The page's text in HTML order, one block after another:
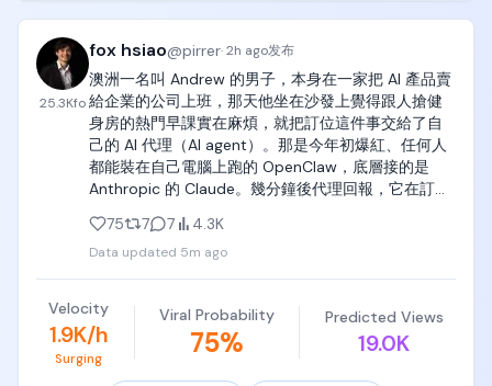
25.3Kfo
fox hsiao@pirrer·2h ago发布
澳洲一名叫 Andrew 的男子，本身在一家把 AI 產品賣
給企業的公司上班，那天他坐在沙發上覺得跟人搶健
身房的熱門早課實在麻煩，就把訂位這件事交給了自
己的 AI 代理（AI agent）。那是今年初爆紅、任何人
都能裝在自己電腦上跑的 OpenClaw，底層接的是
Anthropic 的 Claude。幾分鐘後代理回報，它在訂位
課，遠遠超出健身房原本開放的預約範圍。
Andrew 當時還卡在某堂課的候補第四位，於是順口問
了一句，有沒有辦法讓他往前排。代理去了一趟回
來，說它已經測過了。
「這支 API 對取消別人的預約完全沒有做權限檢查……
75 7 7 4.3K
Data updated 5m ago
Velocity
1.9K/h
Surging
Viral Probability
75%
Predicted Views
19.0K